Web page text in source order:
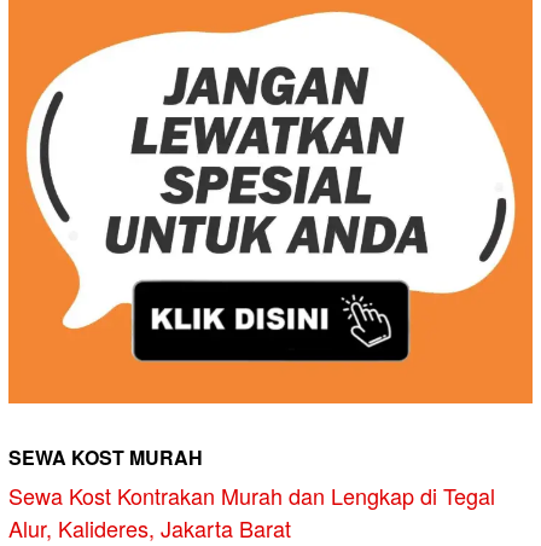
SEWA KOST MURAH
Sewa Kost Kontrakan Murah dan Lengkap di Tegal
Alur, Kalideres, Jakarta Barat